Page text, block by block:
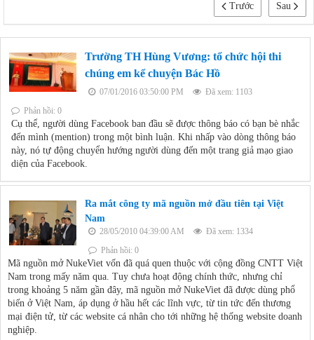
Sau
Trước
Trường TH Hùng Vương: tổ chức hội thi
chúng em kể chuyện Bác Hồ
07/01/2016 03:50:00 PM
Đã xem: 1103
Phản hồi: 0
Cụ thể, người dùng Facebook ban đầu sẽ được thông báo có bạn bè nhắc
đến mình (mention) trong một bình luận. Khi nhấp vào dòng thông báo
này, nó tự động chuyển hướng người dùng đến một trang giả mạo giao
diện của Facebook.
Ra mắt công ty mã nguồn mở đầu tiên tại Việt
Nam
28/05/2010 04:39:00 AM
Đã xem: 1334
Phản hồi: 0
Mã nguồn mở NukeViet vốn đã quá quen thuộc với cộng đồng CNTT Việt
Nam trong mấy năm qua. Tuy chưa hoạt động chính thức, nhưng chỉ
trong khoảng 5 năm gần đây, mã nguồn mở NukeViet đã được dùng phổ
biến ở Việt Nam, áp dụng ở hầu hết các lĩnh vực, từ tin tức đến thương
mại điện tử, từ các website cá nhân cho tới những hệ thống website doanh
nghiệp.